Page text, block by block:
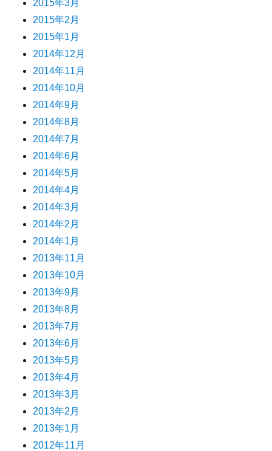
2015年3月
2015年2月
2015年1月
2014年12月
2014年11月
2014年10月
2014年9月
2014年8月
2014年7月
2014年6月
2014年5月
2014年4月
2014年3月
2014年2月
2014年1月
2013年11月
2013年10月
2013年9月
2013年8月
2013年7月
2013年6月
2013年5月
2013年4月
2013年3月
2013年2月
2013年1月
2012年11月